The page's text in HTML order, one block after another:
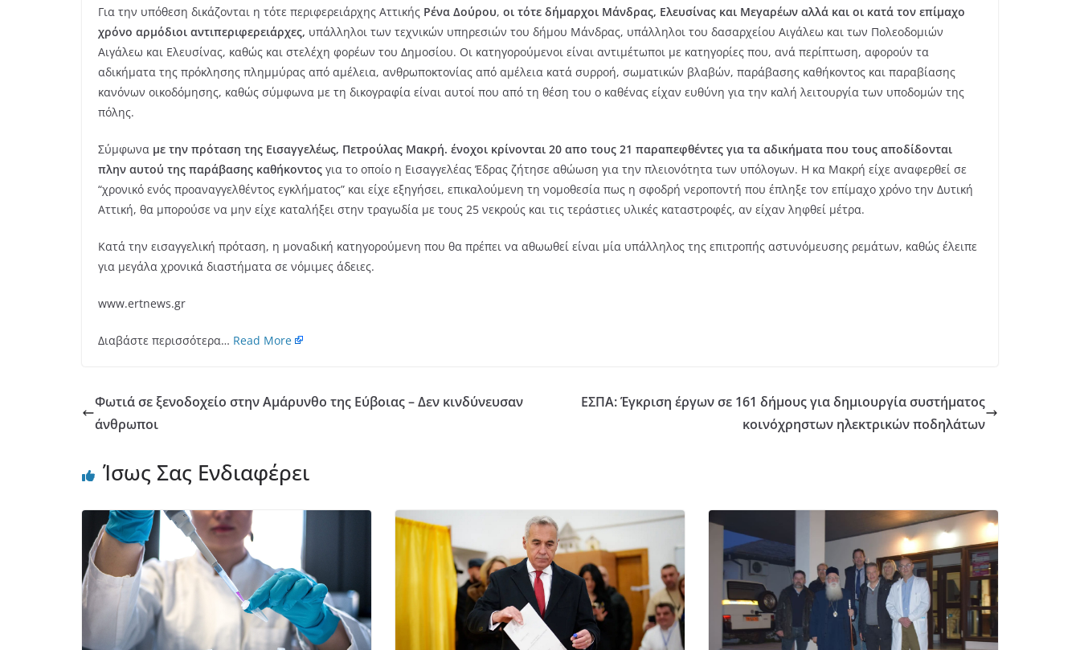
Για την υπόθεση δικάζονται η τότε περιφερειάρχης Αττικής Ρένα Δούρου, οι τότε δήμαρχοι Μάνδρας, Ελευσίνας και Μεγαρέων αλλά και οι κατά τον επίμαχο
χρόνο αρμόδιοι αντιπεριφερειάρχες, υπάλληλοι των τεχνικών υπηρεσιών του δήμου Μάνδρας, υπάλληλοι του δασαρχείου Αιγάλεω και των Πολεοδομιών
Αιγάλεω και Ελευσίνας, καθώς και στελέχη φορέων του Δημοσίου. Οι κατηγορούμενοι είναι αντιμέτωποι με κατηγορίες που, ανά περίπτωση, αφορούν τα
αδικήματα της πρόκλησης πλημμύρας από αμέλεια, ανθρωποκτονίας από αμέλεια κατά συρροή, σωματικών βλαβών, παράβασης καθήκοντος και παραβίασης
κανόνων οικοδόμησης, καθώς σύμφωνα με τη δικογραφία είναι αυτοί που από τη θέση του ο καθένας είχαν ευθύνη για την καλή λειτουργία των υποδομών της
πόλης.
Σύμφωνα με την πρόταση της Εισαγγελέως, Πετρούλας Μακρή. ένοχοι κρίνονται 20 απο τους 21 παραπεφθέντες για τα αδικήματα που τους αποδίδονται
πλην αυτού της παράβασης καθήκοντος για το οποίο η Εισαγγελέας Έδρας ζήτησε αθώωση για την πλειονότητα των υπόλογων. Η κα Μακρή είχε αναφερθεί σε
“χρονικό ενός προαναγγελθέντος εγκλήματος” και είχε εξηγήσει, επικαλούμενη τη νομοθεσία πως η σφοδρή νεροποντή που έπληξε τον επίμαχο χρόνο την Δυτική
Αττική, θα μπορούσε να μην είχε καταλήξει στην τραγωδία με τους 25 νεκρούς και τις τεράστιες υλικές καταστροφές, αν είχαν ληφθεί μέτρα.
Κατά την εισαγγελική πρόταση, η μοναδική κατηγορούμενη που θα πρέπει να αθωωθεί είναι μία υπάλληλος της επιτροπής αστυνόμευσης ρεμάτων, καθώς έλειπε
για μεγάλα χρονικά διαστήματα σε νόμιμες άδειες.
www.ertnews.gr
Διαβάστε περισσότερα… Read More
Φωτιά σε ξενοδοχείο στην Αμάρυνθο της Εύβοιας – Δεν κινδύνευσαν
άνθρωποι
ΕΣΠΑ: Έγκριση έργων σε 161 δήμους για δημιουργία συστήματος
κοινόχρηστων ηλεκτρικών ποδηλάτων
Ίσως Σας Ενδιαφέρει